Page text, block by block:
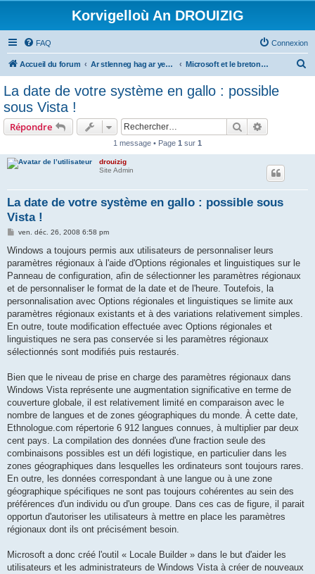
Korvigelloù An DROUIZIG
FAQ Connexion
Accueil du forum Ar stlenneg hag ar yezhoù bihan er bed a-bezh Microsoft et le breton - Microsoft and the Breton language
La date de votre système en gallo : possible
sous Vista !
Répondre Rechercher
1 message • Page 1 sur 1
drouizig
Site Admin
La date de votre système en gallo : possible sous
Vista !
M
s
a
g
ven. déc. 26, 2008 6:58 pm
Windows a toujours permis aux utilisateurs de personnaliser leurs
paramètres régionaux à l'aide d'Options régionales et linguistiques sur le
Panneau de configuration, afin de sélectionner les paramètres régionaux
et de personnaliser le format de la date et de l'heure. Toutefois, la
personnalisation avec Options régionales et linguistiques se limite aux
paramètres régionaux existants et à des variations relativement simples.
En outre, toute modification effectuée avec Options régionales et
linguistiques ne sera pas conservée si les paramètres régionaux
sélectionnés sont modifiés puis restaurés.
Bien que le niveau de prise en charge des paramètres régionaux dans
Windows Vista représente une augmentation significative en terme de
couverture globale, il est relativement limité en comparaison avec le
nombre de langues et de zones géographiques du monde. À cette date,
Ethnologue.com répertorie 6 912 langues connues, à multiplier par deux
cent pays. La compilation des données d'une fraction seule des
combinaisons possibles est un défi logistique, en particulier dans les
zones géographiques dans lesquelles les ordinateurs sont toujours rares.
En outre, les données correspondant à une langue ou à une zone
géographique spécifiques ne sont pas toujours cohérentes au sein des
préférences d'un individu ou d'un groupe. Dans ces cas de figure, il parait
opportun d'autoriser les utilisateurs à mettre en place les paramètres
régionaux dont ils ont précisément besoin.
Microsoft a donc créé l'outil « Locale Builder » dans le but d'aider les
utilisateurs et les administrateurs de Windows Vista à créer de nouveaux